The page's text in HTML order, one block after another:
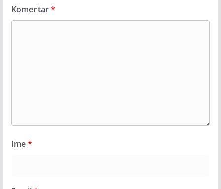
Komentar*
Ime*